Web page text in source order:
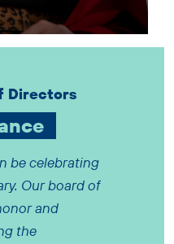
Directors
be celebrating
Our board of
and
the